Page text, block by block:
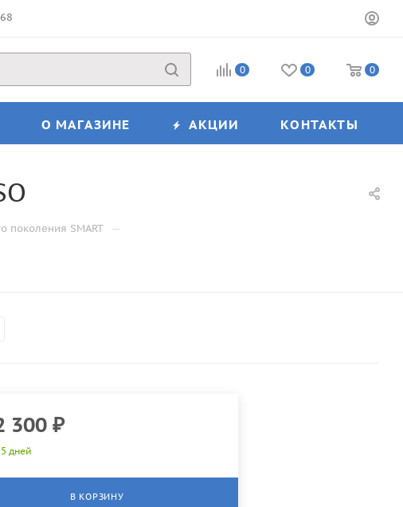
0 0 0
О МАГАЗИНЕ АКЦИИ КОНТАКТЫ
поколения SMART —
300 ₽
дней
В КОРЗИНУ